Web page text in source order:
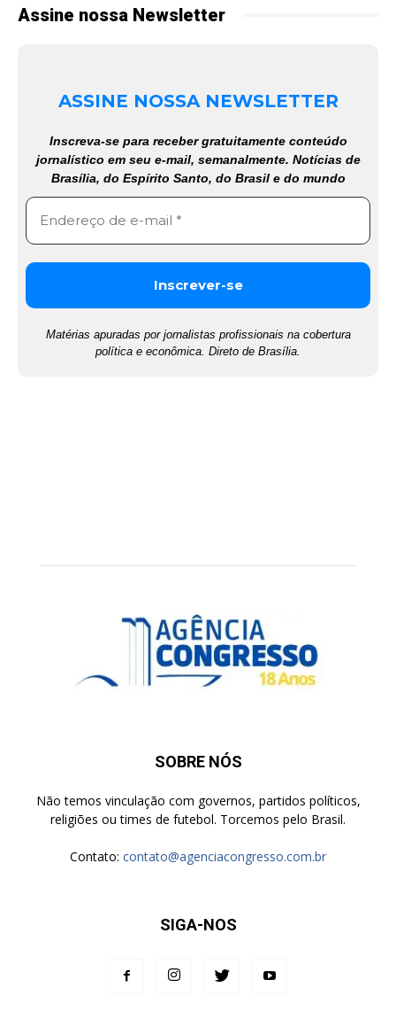
Assine nossa Newsletter
ASSINE NOSSA NEWSLETTER
Inscreva-se para receber gratuitamente conteúdo
jornalístico em seu e-mail, semanalmente. Notícias de
Brasília, do Espírito Santo, do Brasil e do mundo
Matérias apuradas por jornalistas profissionais na cobertura
política e econômica. Direto de Brasília.
SOBRE NÓS
Não temos vinculação com governos, partidos políticos,
religiões ou times de futebol. Torcemos pelo Brasil.
Contato: contato@agenciacongresso.com.br
SIGA-NOS